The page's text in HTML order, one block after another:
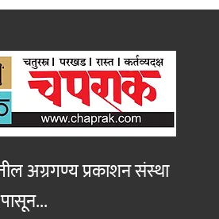
अग्रगण्य प्रकाशनसंस्था